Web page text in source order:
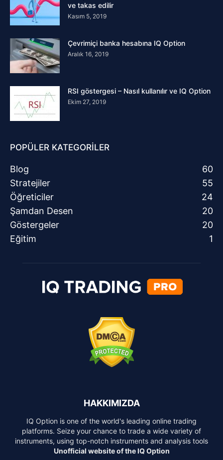
ve takas edilir
Kasım 5, 2019
Çevrimiçi banka hesabına IQ Option
Aralık 16, 2019
RSI göstergesi – Nasıl kullanılır ve IQ Option
Ekim 27, 2019
POPÜLER KATEGORİLER
Blog
60
Stratejiler
55
Öğreticiler
24
Şamdan Desen
20
Göstergeler
20
Eğitim
1
HAKKIMIZDA
IQ Option is one of the world's leading online trading
platforms. Seize your chance to trade a wide variety of
instruments, using top-notch instruments and analysis tools
Unofficial website of the IQ Option